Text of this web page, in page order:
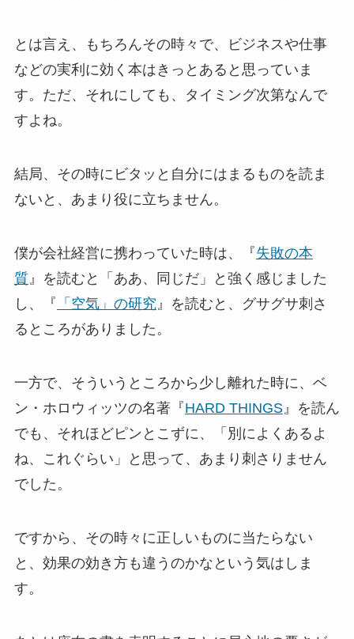
とは言え、もちろんその時々で、ビジネスや仕事
などの実利に効く本はきっとあると思っていま
す。ただ、それにしても、タイミング次第なんで
すよね。
結局、その時にビタッと自分にはまるものを読ま
ないと、あまり役に立ちません。
僕が会社経営に携わっていた時は、『失敗の本
質』を読むと「ああ、同じだ」と強く感じました
し、『 「空気」の研究』を読むと、グサグサ刺さ
るところがありました。
一方で、そういうところから少し離れた時に、ベ
ン・ホロウィッツの名著『HARD THINGS』を読ん
でも、それほどピンとこずに、「別によくあるよ
ね、これぐらい」と思って、あまり刺さりません
でした。
ですから、その時々に正しいものに当たらない
と、効果の効き方も違うのかなという気はしま
す。